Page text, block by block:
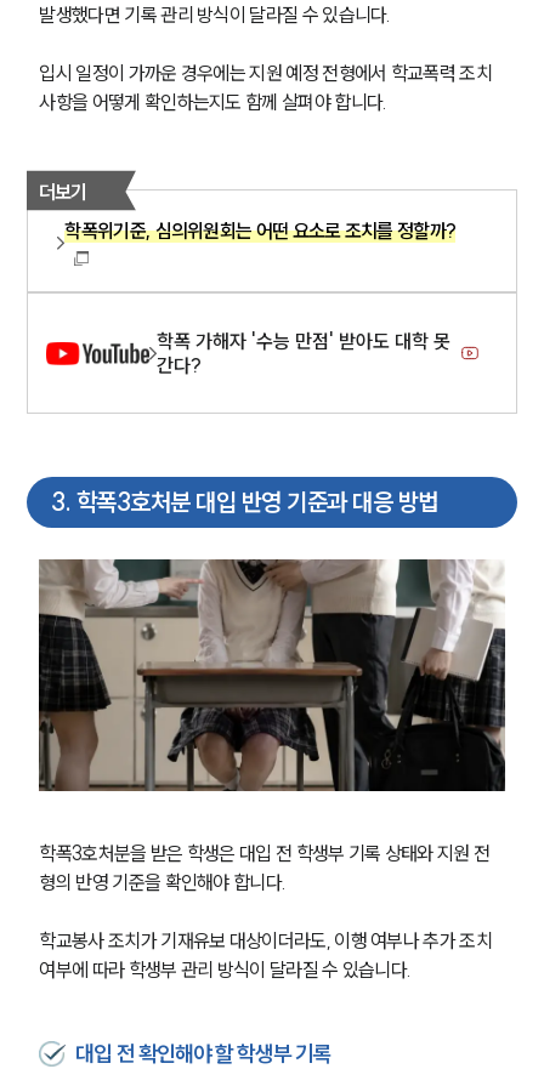
팀소개
대륜의 강점
오시는 길
글로벌 파트너 로펌
고객의 소리
통합검색
AI대륜
업무사례
주요 업무사례
사례분석/최신동향
법률정보
학교폭력대응팀 업무
전체
발생했다면 기록 관리 방식이 달라질 수 있습니다.
입시 일정이 가까운 경우에는 지원 예정 전형에서 학교폭력 조치
사항을 어떻게 확인하는지도 함께 살펴야 합니다.
더보기
학폭위기준, 심의위원회는 어떤 요소로 조치를 정할까?
학폭 가해자 '수능 만점' 받아도 대학 못
간다?
3. 학폭3호처분 대입 반영 기준과 대응 방법
학폭3호처분을 받은 학생은 대입 전 학생부 기록 상태와 지원 전
형의 반영 기준을 확인해야 합니다.
학교봉사 조치가 기재유보 대상이더라도, 이행 여부나 추가 조치
여부에 따라 학생부 관리 방식이 달라질 수 있습니다.
대입 전 확인해야 할 학생부 기록